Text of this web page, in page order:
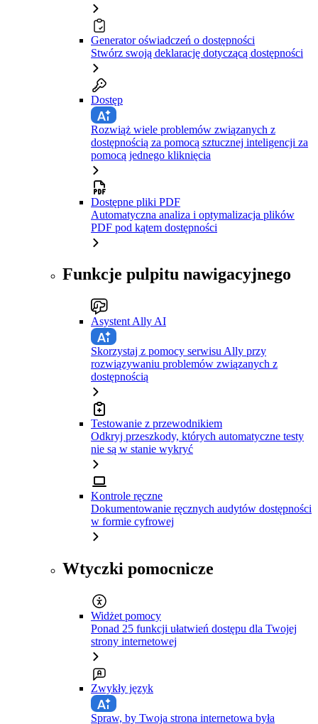
Generator oświadczeń o dostępności
Stwórz swoją deklarację dotyczącą dostępności
Dostęp
Rozwiąż wiele problemów związanych z
dostępnością za pomocą sztucznej inteligencji za
pomocą jednego kliknięcia
Dostępne pliki PDF
Automatyczna analiza i optymalizacja plików
PDF pod kątem dostępności
Funkcje pulpitu nawigacyjnego
Asystent Ally AI
Skorzystaj z pomocy serwisu Ally przy
rozwiązywaniu problemów związanych z
dostępnością
Testowanie z przewodnikiem
Odkryj przeszkody, których automatyczne testy
nie są w stanie wykryć
Kontrole ręczne
Dokumentowanie ręcznych audytów dostępności
w formie cyfrowej
Wtyczki pomocnicze
Widżet pomocy
Ponad 25 funkcji ułatwień dostępu dla Twojej
strony internetowej
Zwykły język
Spraw, by Twoja strona internetowa była